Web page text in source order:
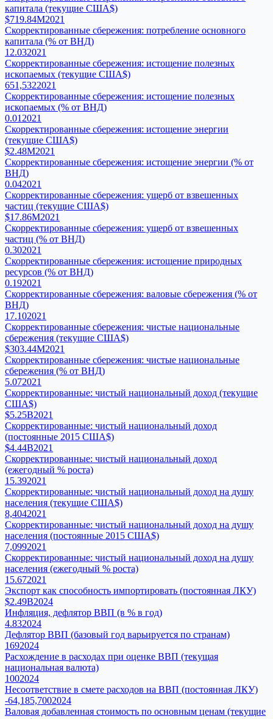
капитала (текущие США$)
$719.84M2021
Скорректированные сбережения: потребление основного
капитала (% от ВНД)
12.032021
Скорректированные сбережения: истощение полезных
ископаемых (текущие США$)
651,5322021
Скорректированные сбережения: истощение полезных
ископаемых (% от ВНД)
0.01 2021
Скорректированные сбережения: истощение энергии
(текущие США$)
$2.48M2021
Скорректированные сбережения: истощение энергии (% от
ВНД)
0.042021
Скорректированные сбережения: ущерб от взвешенных
частиц (текущие США$)
$17.86M2021
Скорректированные сбережения: ущерб от взвешенных
частиц (% от ВНД)
0.302021
Скорректированные сбережения: истощение природных
ресурсов (% от ВНД)
0.192021
Скорректированные сбережения: валовые сбережения (% от
ВНД)
17.102021
Скорректированные сбережения: чистые национальные
сбережения (текущие США$)
$303.44M2021
Скорректированные сбережения: чистые национальные
сбережения (% от ВНД)
5.072021
Скорректированные: чистый национальный доход (текущие
США$)
$5.25B2021
Скорректированные: чистый национальный доход
(постоянные 2015 США$)
$4.44B2021
Скорректированные: чистый национальный доход
(ежегодный % роста)
15.392021
Скорректированные: чистый национальный доход на душу
населения (текущие США$)
8,4042021
Скорректированные: чистый национальный доход на душу
населения (постоянные 2015 США$)
7,0992021
Скорректированные: чистый национальный доход на душу
населения (ежегодный % роста)
15.672021
Экспорт как способность импортировать (постоянная ЛКУ)
$2.49B2024
Инфляция, дефлятор ВВП (в % в год)
4.832024
Дефлятор ВВП (базовый год варьируется по странам)
1692024
Расхождение в расходах при оценке ВВП (текущая
национальная валюта)
1002024
Несоответствие в смете расходов на ВВП (постоянная ЛКУ)
-64,185,7002024
Валовая добавленная стоимость по основным ценам (текущие